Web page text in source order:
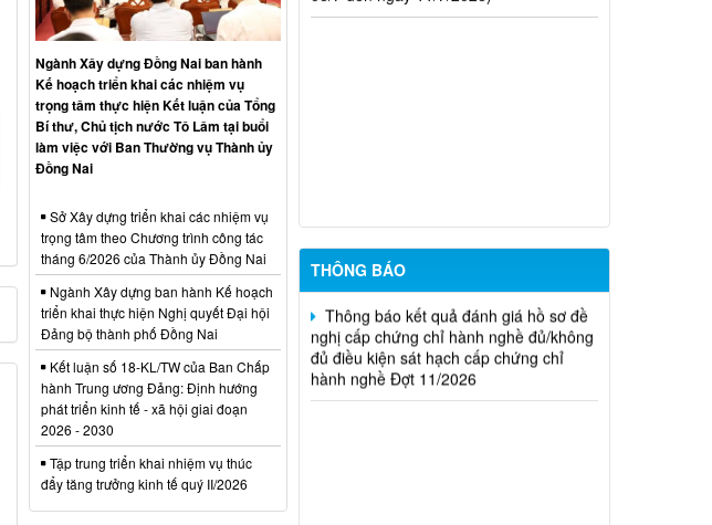
THÔNG BÁO
hành nghề hoạt động xây dựng (Đợt
nghị cấp chứng chỉ hành nghề đủ/không
đủ điều kiện sát hạch cấp chứng chỉ
hành nghề Đợt 11/2026
Ngành Xây dựng Đồng Nai ban hành
Kế hoạch triển khai các nhiệm vụ
trọng tâm thực hiện Kết luận của Tổng
Bí thư, Chủ tịch nước Tô Lâm tại buổi
làm việc với Ban Thường vụ Thành ủy
Đồng Nai
Sở Xây dựng triển khai các nhiệm vụ
trọng tâm theo Chương trình công tác
tháng 6/2026 của Thành ủy Đồng Nai
Ngành Xây dựng ban hành Kế hoạch
triển khai thực hiện Nghị quyết Đại hội
Đảng bộ thành phố Đồng Nai
Kết luận số 18-KL/TW của Ban Chấp
hành Trung ương Đảng: Định hướng
phát triển kinh tế - xã hội giai đoạn
2026 - 2030
Tập trung triển khai nhiệm vụ thúc
đẩy tăng trưởng kinh tế quý II/2026